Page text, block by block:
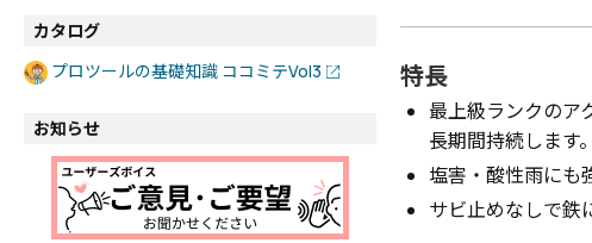
カタログ
プロツールの基礎知識 ココミテVol3
お知らせ
特長
最上級ランクのア
長期間持続します。
塩害・酸性雨にも
サビ止めなしで鉄